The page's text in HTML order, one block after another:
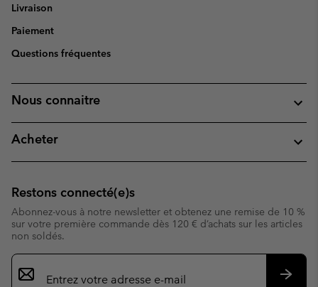
Livraison
Paiement
Questions fréquentes
Nous connaitre
Acheter
Restons connecté(e)s
Abonnez-vous à notre newsletter et obtenez une remise de 10 %
sur votre première commande dès 120 € d’achats sur les articles
non soldés.
Inscription
par